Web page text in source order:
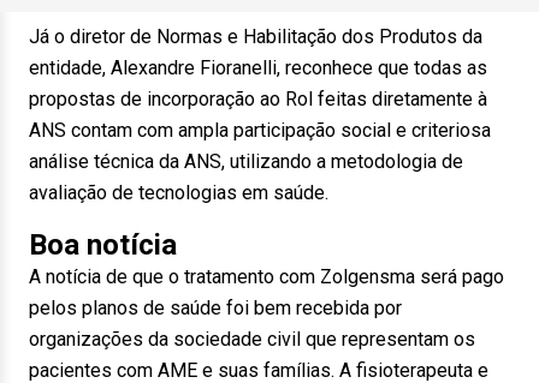
Já o diretor de Normas e Habilitação dos Produtos da
entidade, Alexandre Fioranelli, reconhece que todas as
propostas de incorporação ao Rol feitas diretamente à
ANS contam com ampla participação social e criteriosa
análise técnica da ANS, utilizando a metodologia de
avaliação de tecnologias em saúde.
Boa notícia
A notícia de que o tratamento com Zolgensma será pago
pelos planos de saúde foi bem recebida por
organizações da sociedade civil que representam os
pacientes com AME e suas famílias. A fisioterapeuta e